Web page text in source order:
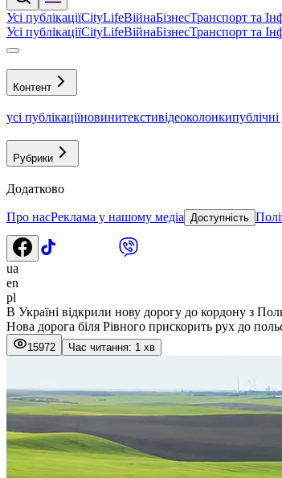
Усі публікаціїCityLifeВійнаБізнесТранспорт та
Усі публікаціїCityLifeВійнаБізнесТранспорт та
Контент
усі публікаціїновинитекстивідеоколонкипублічні
Рубрики
Додатково
Про насРеклама у нашому медіа Доступність
ua
en
pl
В Україні відкрили нову дорогу до кордону з
Нова дорога біля Рівного прискорить рух до
15972 Час читання: 1 хв